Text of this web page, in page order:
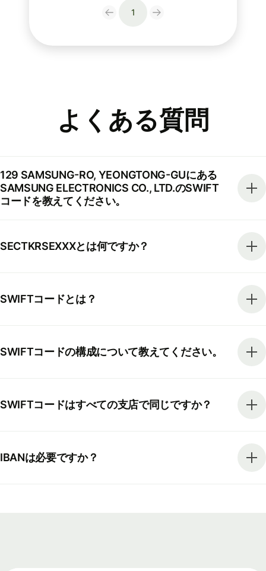
1
よくある質問
129 SAMSUNG-RO, YEONGTONG-GUにある
SAMSUNG ELECTRONICS CO., LTD.のSWIFT
コードを教えてください。
SECTKRSEXXXとは何ですか？
SWIFTコードとは？
SWIFTコードの構成について教えてください。
SWIFTコードはすべての支店で同じですか？
IBANは必要ですか？